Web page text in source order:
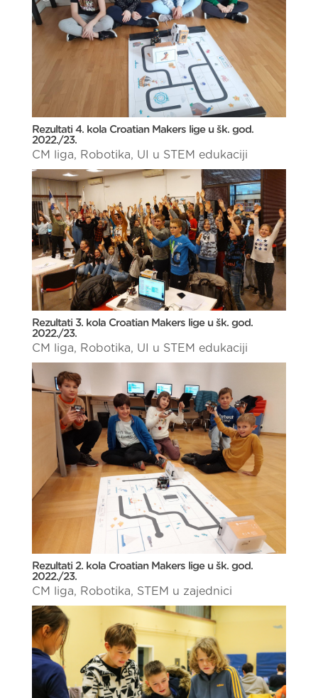
Rezultati 4. kola Croatian Makers lige u šk. god.
2022./23.
CM liga, Robotika, UI u STEM edukaciji
Rezultati 3. kola Croatian Makers lige u šk. god.
2022./23.
CM liga, Robotika, UI u STEM edukaciji
Rezultati 2. kola Croatian Makers lige u šk. god.
2022./23.
CM liga, Robotika, STEM u zajednici